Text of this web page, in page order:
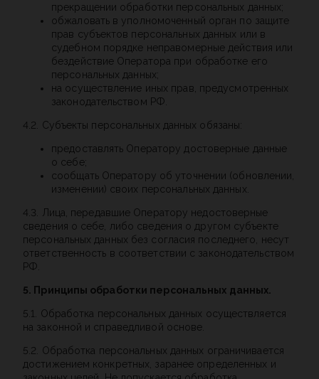
прекращении обработки персональных данных;
обжаловать в уполномоченный орган по защите
прав субъектов персональных данных или в
судебном порядке неправомерные действия или
бездействие Оператора при обработке его
персональных данных;
на осуществление иных прав, предусмотренных
законодательством РФ.
4.2. Субъекты персональных данных обязаны:
предоставлять Оператору достоверные данные
о себе;
сообщать Оператору об уточнении (обновлении,
изменении) своих персональных данных.
4.3. Лица, передавшие Оператору недостоверные
сведения о себе, либо сведения о другом субъекте
персональных данных без согласия последнего, несут
ответственность в соответствии с законодательством
РФ.
5. Принципы обработки персональных данных.
5.1. Обработка персональных данных осуществляется
на законной и справедливой основе.
5.2. Обработка персональных данных ограничивается
достижением конкретных, заранее определенных и